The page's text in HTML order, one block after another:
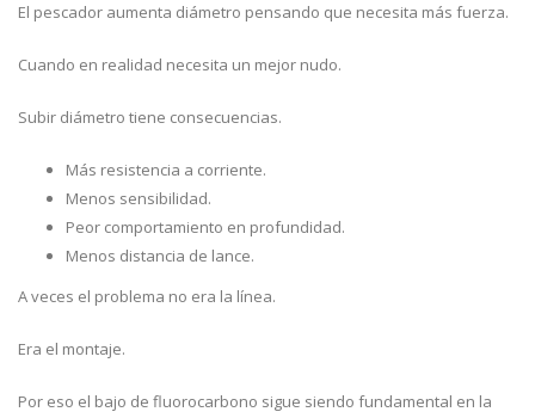
El pescador aumenta diámetro pensando que necesita más fuerza.
Cuando en realidad necesita un mejor nudo.
Subir diámetro tiene consecuencias.
Más resistencia a corriente.
Menos sensibilidad.
Peor comportamiento en profundidad.
Menos distancia de lance.
A veces el problema no era la línea.
Era el montaje.
Por eso el bajo de fluorocarbono sigue siendo fundamental en la